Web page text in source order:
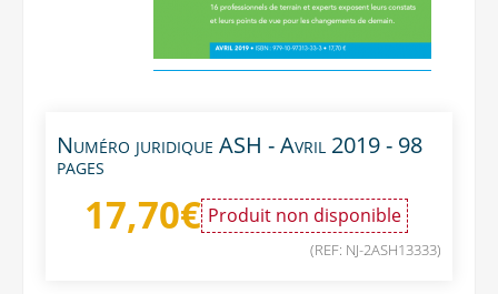
Numéro juridique ASH - Avril 2019 - 98
pages
17,70€ Produit non disponible
(REF: NJ-2ASH13333)